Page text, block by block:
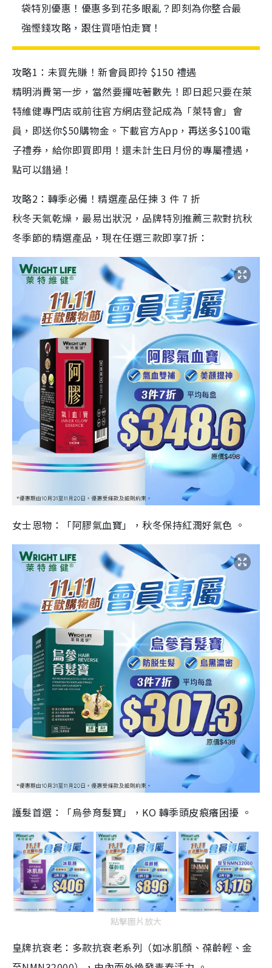
袋特別優惠！優惠多到花多眼亂？即刻為你整合最
強慳錢攻略，跟住買唔怕走寶！
攻略1：未買先賺！新會員即拎 $150 禮遇
精明消費第一步，當然要攞咗著數先！即日起只要在萊
特維健專門店或前往官方網店登記成為「萊特會」會
員，即送你$50購物金。下載官方App，再送多$100電
子禮券，給你即買即用！還未計生日月份的專屬禮遇，
點可以錯過！
攻略2：轉季必備！精選產品任揀 3 件 7 折
秋冬天氣乾燥，最易出狀況，品牌特別推薦三款對抗秋
冬季節的精選產品，現在任選三款即享7折：
女士恩物：「阿膠氣血寶」，秋冬保持紅潤好氣色 。
護髮首選：「烏參育髮寶」，KO 轉季頭皮痕癢困擾 。
點擊圖片放大
皇牌抗衰老：多款抗衰老系列（如冰肌顏、葆齡輕、金